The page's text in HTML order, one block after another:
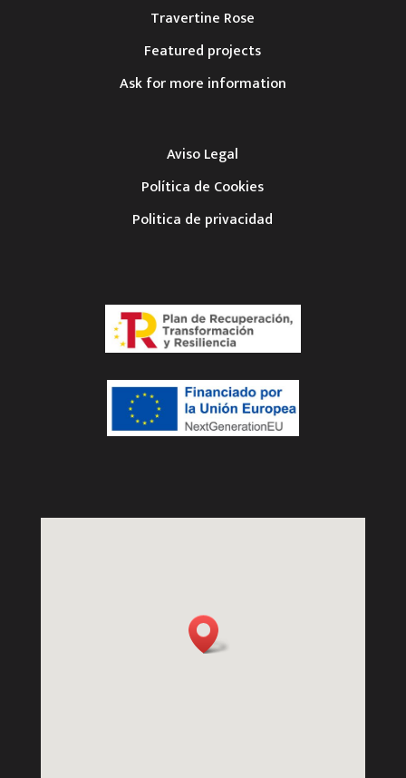
Travertine Rose
Featured projects
Ask for more information
Aviso Legal
Política de Cookies
Politica de privacidad